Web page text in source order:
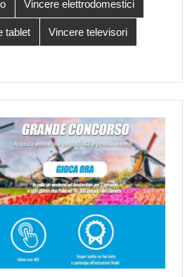
Vincere elettrodomestici
tablet Vincere televisori